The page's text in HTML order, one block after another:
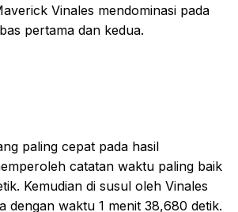
Vinales mendominasi pada
pertama dan kedua.
paling cepat pada hasil
catatan waktu paling baik
Kemudian di susul oleh Vinales
dengan waktu 1 menit 38,680 detik.